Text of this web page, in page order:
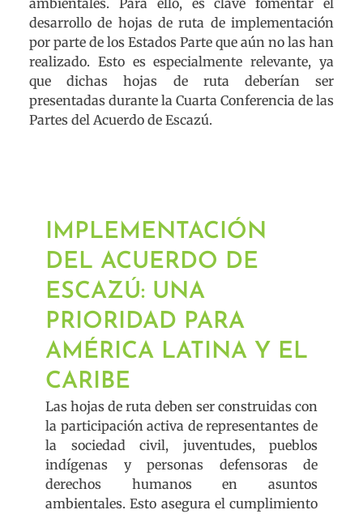
ambientales. Para ello, es clave fomentar el
desarrollo de hojas de ruta de implementación
por parte de los Estados Parte que aún no las han
realizado. Esto es especialmente relevante, ya
que dichas hojas de ruta deberían ser
presentadas durante la Cuarta Conferencia de las
Partes del Acuerdo de Escazú.
IMPLEMENTACIÓN
DEL ACUERDO DE
ESCAZÚ: UNA
PRIORIDAD PARA
AMÉRICA LATINA Y EL
CARIBE
Las hojas de ruta deben ser construidas con
la participación activa de representantes de
la sociedad civil, juventudes, pueblos
indígenas y personas defensoras de
derechos humanos en asuntos
ambientales. Esto asegura el cumplimiento